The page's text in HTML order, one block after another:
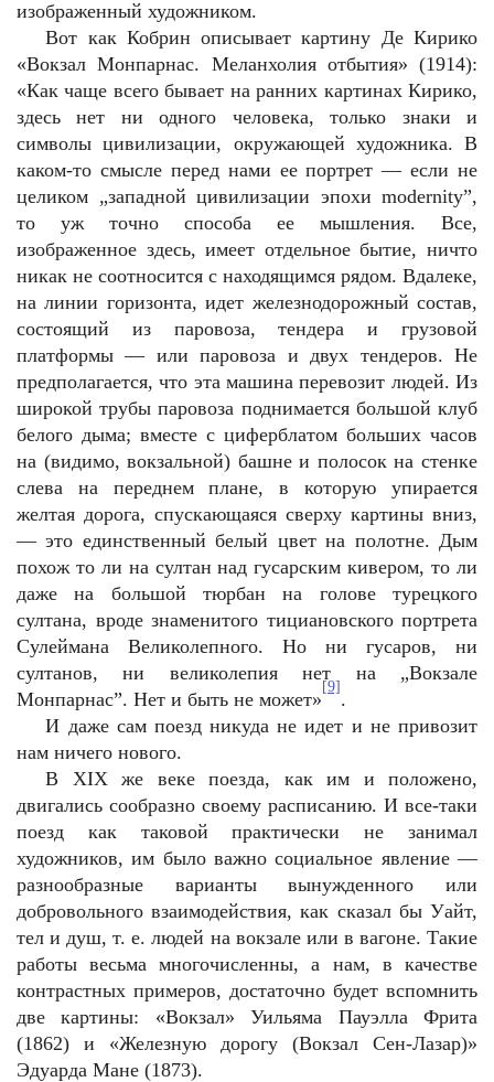
изображенный художником.
Вот как Кобрин описывает картину Де Кирико
«Вокзал Монпарнас. Меланхолия отбытия» (1914):
«Как чаще всего бывает на ранних картинах Кирико,
здесь нет ни одного человека, только знаки и
символы цивилизации, окружающей художника. В
каком-то смысле перед нами ее портрет — если не
целиком „западной цивилизации эпохи modernity”,
то уж точно способа ее мышления. Все,
изображенное здесь, имеет отдельное бытие, ничто
никак не соотносится с находящимся рядом. Вдалеке,
на линии горизонта, идет железнодорожный состав,
состоящий из паровоза, тендера и грузовой
платформы — или паровоза и двух тендеров. Не
предполагается, что эта машина перевозит людей. Из
широкой трубы паровоза поднимается большой клуб
белого дыма; вместе с циферблатом больших часов
на (видимо, вокзальной) башне и полосок на стенке
слева на переднем плане, в которую упирается
желтая дорога, спускающаяся сверху картины вниз,
— это единственный белый цвет на полотне. Дым
похож то ли на султан над гусарским кивером, то ли
даже на большой тюрбан на голове турецкого
султана, вроде знаменитого тициановского портрета
Сулеймана Великолепного. Но ни гусаров, ни
султанов, ни великолепия нет на „Вокзале
Монпарнас”. Нет и быть не может»
[9]
.
И даже сам поезд никуда не идет и не привозит
нам ничего нового.
В XIX же веке поезда, как им и положено,
двигались сообразно своему расписанию. И все-таки
поезд как таковой практически не занимал
художников, им было важно социальное явление —
разнообразные варианты вынужденного или
добровольного взаимодействия, как сказал бы Уайт,
тел и душ, т. е. людей на вокзале или в вагоне. Такие
работы весьма многочисленны, а нам, в качестве
контрастных примеров, достаточно будет вспомнить
две картины: «Вокзал» Уильяма Пауэлла Фрита
(1862) и «Железную дорогу (Вокзал Сен-Лазар)»
Эдуарда Мане (1873).